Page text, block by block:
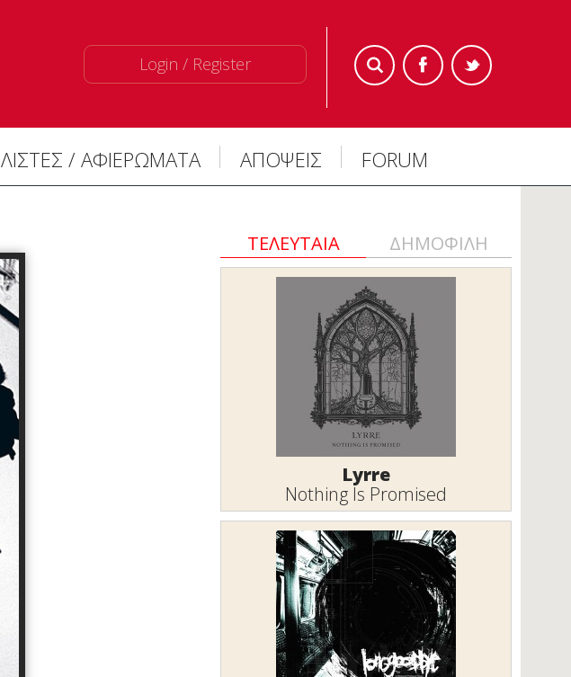
Login / Register
ΛΙΣΤΕΣ / ΑΦΙΕΡΩΜΑΤΑ ΑΠΟΨΕΙΣ FORUM
ΤΕΛΕΥΤΑΙΑ ΔΗΜΟΦΙΛΗ
Lyrre
Nothing Is Promised